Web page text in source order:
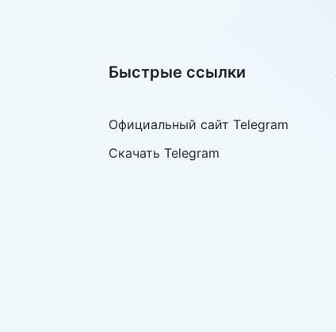
Быстрые ссылки
Официальный сайт Telegram
Скачать Telegram